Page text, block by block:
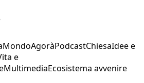
MondoAgoràPodcastChiesaIdee e
e
MultimediaEcosistema avvenire